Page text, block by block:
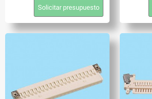
Solicitar presupuesto